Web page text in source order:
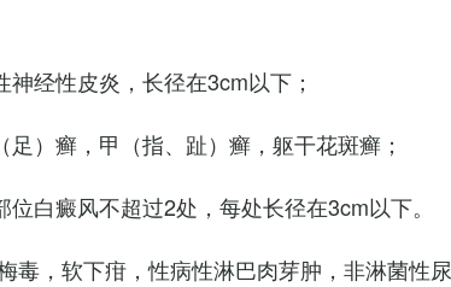
神经性皮炎，长径在3cm以下；
足）癣，甲（指、趾）癣，躯干花斑癣；
位白癜风不超过2处，每处长径在3cm以下。
毒，软下疳，性病性淋巴肉芽肿，非淋菌性